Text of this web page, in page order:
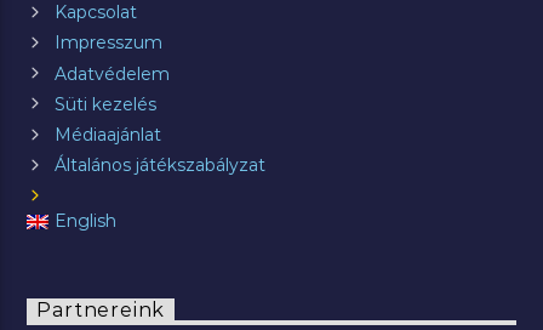
Kapcsolat
Impresszum
Adatvédelem
Süti kezelés
Médiaajánlat
Általános játékszabályzat
English
Partnereink